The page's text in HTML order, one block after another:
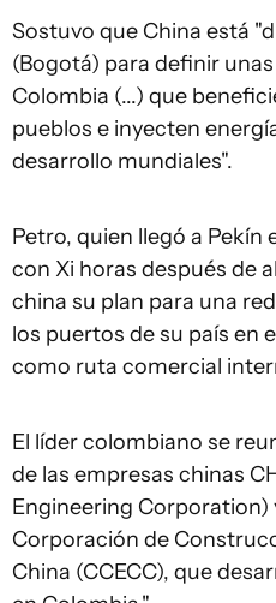
Sostuvo que China está
(Bogotá) para definir
Colombia (...) que
pueblos e inyecten
desarrollo mundiales".
Petro, quien llegó a Pekín
con Xi horas después de
china su plan para una
los puertos de su país en
como ruta comercial
El líder colombiano se
de las empresas chinas
Engineering Corporation)
Corporación de
China (CCECC), que